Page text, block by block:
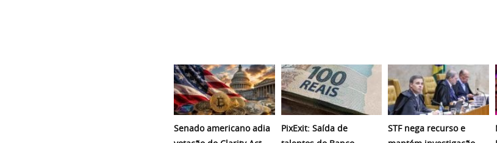
Senado americano adia
PixExit: Saída de
STF nega recurso e